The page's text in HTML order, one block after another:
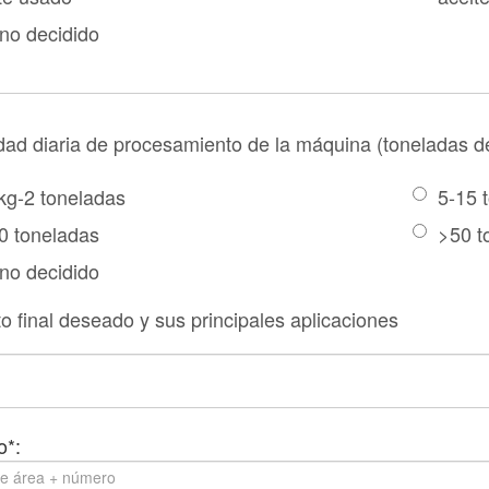
decidido
diaria de procesamiento de la máquina (toneladas
2 toneladas
5-15
toneladas
>50
decidido
final deseado y sus principales aplicaciones